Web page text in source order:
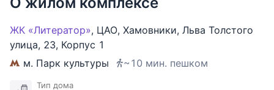
Огороженная и охраняемая территория.
Презентабельная входная группа. Комплекс
находится в пешей доступности от станции метро
Парк Культуры. Рядом расположены Сквер
Девичьего поля и парк Усадьбы Трубецких,
ЖК «Литератор», ЦАО, Хамовники, Льва Толстого
улица, 23, Корпус 1
м. Парк культуры
~10 мин. пешком
Тип дома